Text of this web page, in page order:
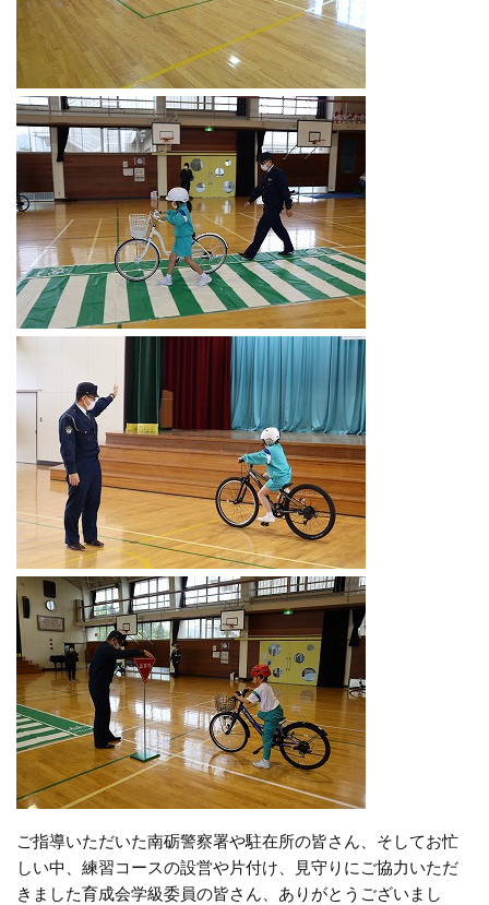
ご指導いただいた南砺警察署や駐在所の皆さん、そしてお忙
しい中、練習コースの設営や片付け、見守りにご協力いただ
きました育成会学級委員の皆さん、ありがとうございまし